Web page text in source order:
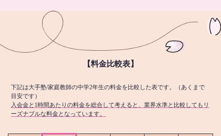
【料金比較表】
下記は大手塾/家庭教師の中学2年生の料金を比較した表です。（あくまで
目安です）
入会金と1時間あたりの料金を総合して考えると、業界水準と比較してもリ
ーズナブルな料金となっています。